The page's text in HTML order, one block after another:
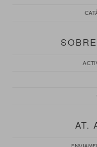
AT.